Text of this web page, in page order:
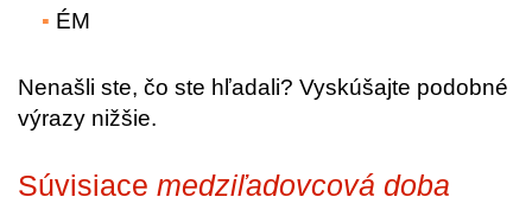
ÉM
Nenašli ste, čo ste hľadali? Vyskúšajte podobné
výrazy nižšie.
Súvisiace medziľadovcová doba